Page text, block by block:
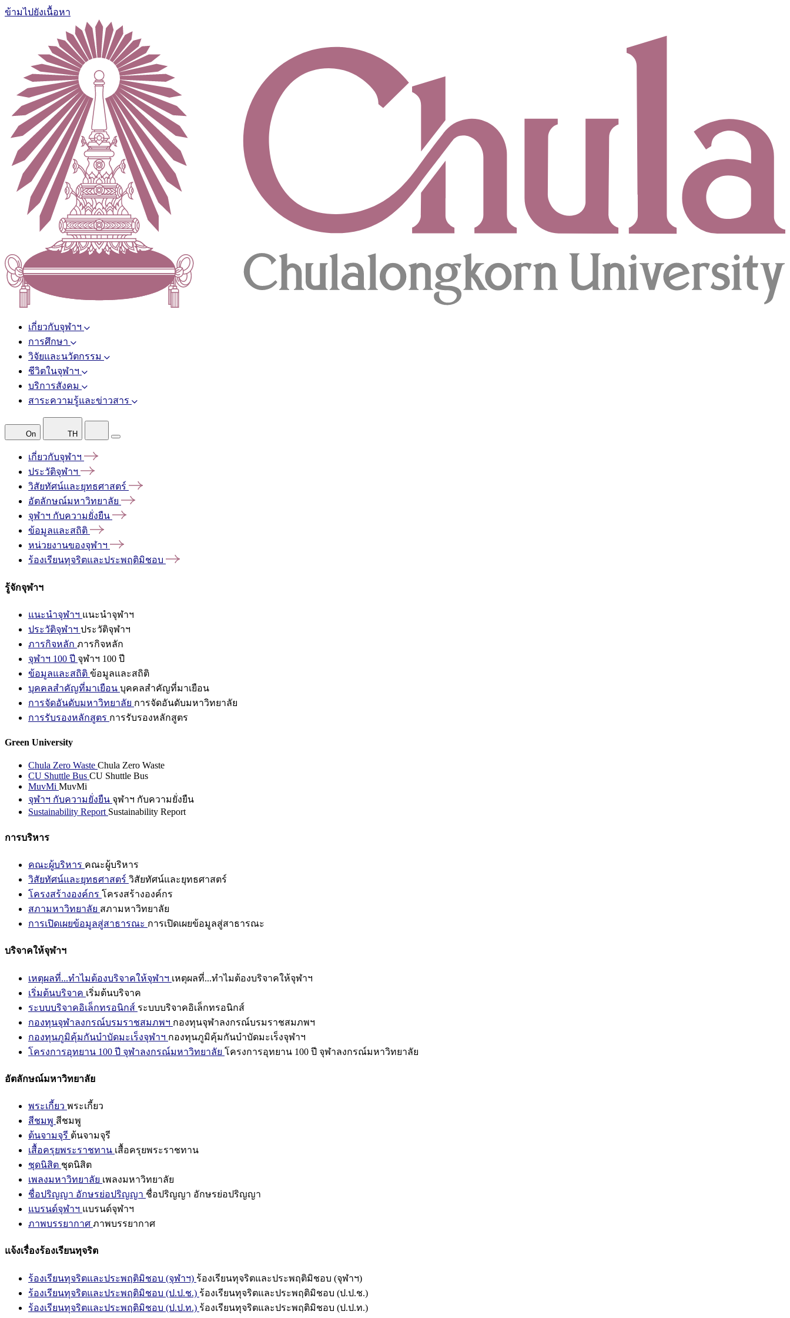
ข้ามไปยังเนื้อหา
เกี่ยวกับจุฬาฯ
การศึกษา
วิจัยและนวัตกรรม
ชีวิตในจุฬาฯ
บริการสังคม
สาระความรู้และข่าวสาร
On TH
เกี่ยวกับจุฬาฯ
ประวัติจุฬาฯ
วิสัยทัศน์และยุทธศาสตร์
อัตลักษณ์มหาวิทยาลัย
จุฬาฯ กับความยั่งยืน
ข้อมูลและสถิติ
หน่วยงานของจุฬาฯ
ร้องเรียนทุจริตและประพฤติมิชอบ
รู้จักจุฬาฯ
แนะนำจุฬาฯ แนะนำจุฬาฯ
ประวัติจุฬาฯ ประวัติจุฬาฯ
ภารกิจหลัก ภารกิจหลัก
จุฬาฯ 100 ปี จุฬาฯ 100 ปี
ข้อมูลและสถิติ ข้อมูลและสถิติ
บุคคลสำคัญที่มาเยือน บุคคลสำคัญที่มาเยือน
การจัดอันดับมหาวิทยาลัย การจัดอันดับมหาวิทยาลัย
การรับรองหลักสูตร การรับรองหลักสูตร
Green University
Chula Zero Waste Chula Zero Waste
CU Shuttle Bus CU Shuttle Bus
MuvMi MuvMi
จุฬาฯ กับความยั่งยืน จุฬาฯ กับความยั่งยืน
Sustainability Report Sustainability Report
การบริหาร
คณะผู้บริหาร คณะผู้บริหาร
วิสัยทัศน์และยุทธศาสตร์ วิสัยทัศน์และยุทธศาสตร์
โครงสร้างองค์กร โครงสร้างองค์กร
สภามหาวิทยาลัย สภามหาวิทยาลัย
การเปิดเผยข้อมูลสู่สาธารณะ การเปิดเผยข้อมูลสู่สาธารณะ
บริจาคให้จุฬาฯ
เหตุผลที่...ทำไมต้องบริจาคให้จุฬาฯ เหตุผลที่...ทำไมต้องบริจาคให้จุฬาฯ
เริ่มต้นบริจาค เริ่มต้นบริจาค
ระบบบริจาคอิเล็กทรอนิกส์ ระบบบริจาคอิเล็กทรอนิกส์
กองทุนจุฬาลงกรณ์บรมราชสมภพฯ กองทุนจุฬาลงกรณ์บรมราชสมภพฯ
กองทุนภูมิคุ้มกันบำบัดมะเร็งจุฬาฯ กองทุนภูมิคุ้มกันบำบัดมะเร็งจุฬาฯ
โครงการอุทยาน 100 ปี จุฬาลงกรณ์มหาวิทยาลัย โครงการอุทยาน 100 ปี จุฬาลงกรณ์มหาวิทยาลัย
อัตลักษณ์มหาวิทยาลัย
พระเกี้ยว พระเกี้ยว
สีชมพู สีชมพู
ต้นจามจุรี ต้นจามจุรี
เสื้อครุยพระราชทาน เสื้อครุยพระราชทาน
ชุดนิสิต ชุดนิสิต
เพลงมหาวิทยาลัย เพลงมหาวิทยาลัย
ชื่อปริญญา อักษรย่อปริญญา ชื่อปริญญา อักษรย่อปริญญา
แบรนด์จุฬาฯ แบรนด์จุฬาฯ
ภาพบรรยากาศ ภาพบรรยากาศ
แจ้งเรื่องร้องเรียนทุจริต
ร้องเรียนทุจริตและประพฤติมิชอบ (จุฬาฯ) ร้องเรียนทุจริตและประพฤติมิชอบ (จุฬาฯ)
ร้องเรียนทุจริตและประพฤติมิชอบ (ป.ป.ช.) ร้องเรียนทุจริตและประพฤติมิชอบ (ป.ป.ช.)
ร้องเรียนทุจริตและประพฤติมิชอบ (ป.ป.ท.) ร้องเรียนทุจริตและประพฤติมิชอบ (ป.ป.ท.)